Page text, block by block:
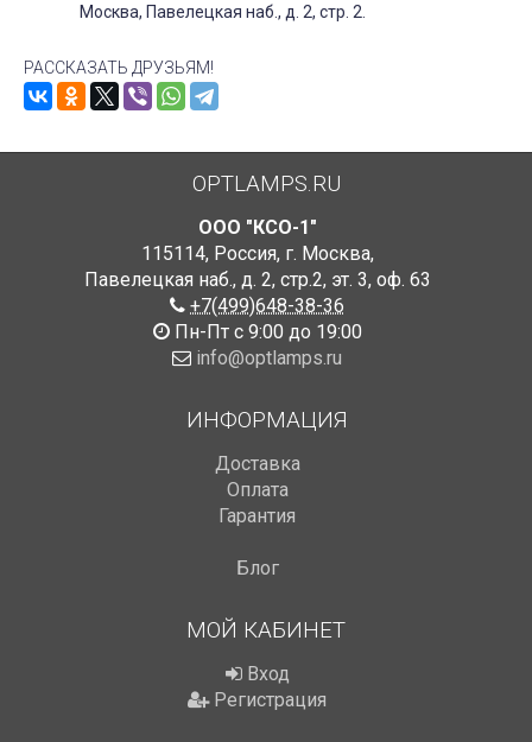
Москва, Павелецкая наб., д. 2, стр. 2.
РАССКАЗАТЬ ДРУЗЬЯМ!
OPTLAMPS.RU
ООО "КСО-1"
115114, Россия, г. Москва,
Павелецкая наб., д. 2, стр.2, эт. 3, оф. 63
+7(499)648-38-36
Пн-Пт с 9:00 до 19:00
info@optlamps.ru
ИНФОРМАЦИЯ
Доставка
Оплата
Гарантия
Блог
МОЙ КАБИНЕТ
Вход
Регистрация